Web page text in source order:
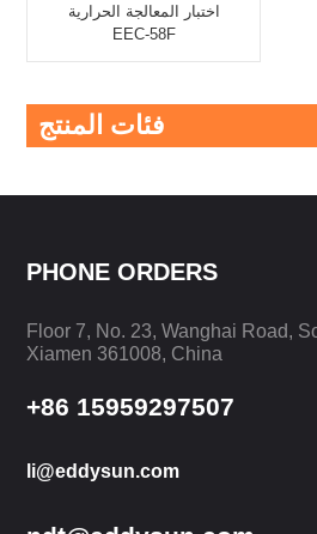
اختبار المعالجة الحرارية
EEC-58F
فئات المنتج
PHONE ORDERS
Floor 7, No. 23, Wanghai Road,
Xiamen 361008, China
+86 15959297507
li@eddysun.com